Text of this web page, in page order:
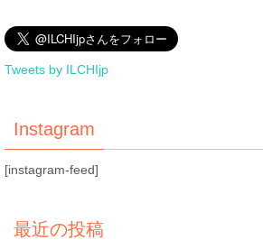
Tweets by ILCHIjp
Instagram
[instagram-feed]
最近の投稿